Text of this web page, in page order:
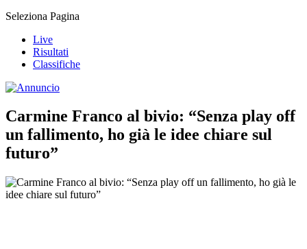
Seleziona Pagina
Live
Risultati
Classifiche
Carmine Franco al bivio: “Senza play off
un fallimento, ho già le idee chiare sul
futuro”